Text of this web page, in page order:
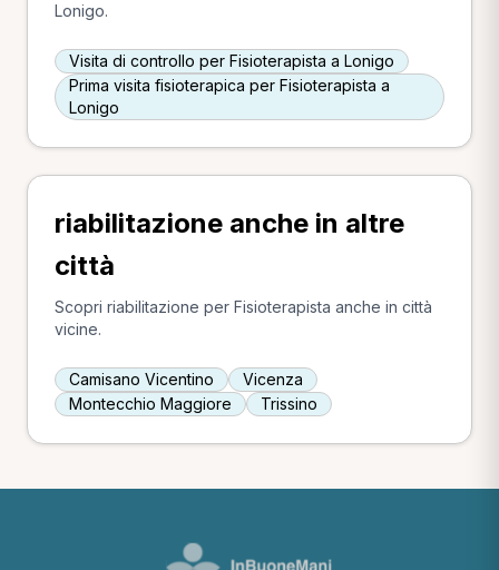
Lonigo.
Visita di controllo per Fisioterapista a Lonigo
Prima visita fisioterapica per Fisioterapista a
Lonigo
riabilitazione anche in altre
città
Scopri riabilitazione per Fisioterapista anche in città
vicine.
Camisano Vicentino
Vicenza
Montecchio Maggiore
Trissino